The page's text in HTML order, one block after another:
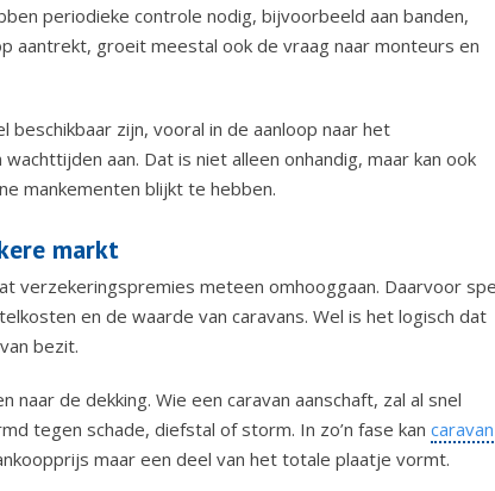
periodieke controle nodig, bijvoorbeeld aan banden,
aantrekt, groeit meestal ook de vraag naar monteurs en
zijn, vooral in de aanloop naar het
aan. Dat is niet alleen onhandig, maar kan ook
mankementen blijkt te hebben.
markt
verzekeringspremies meteen omhooggaan. Daarvoor
en de waarde van caravans. Wel is het logisch dat
bezit.
de dekking. Wie een caravan aanschaft, zal al snel
tegen schade, diefstal of storm. In zo’n fase kan caravan
maar een deel van het totale plaatje vormt.